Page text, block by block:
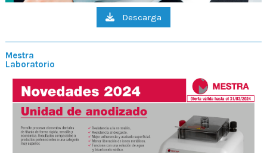
Descarga
Mestra
Laboratorio